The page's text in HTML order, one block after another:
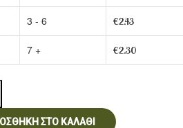
3 - 6 €2.43
7 + €2.30
ΣΤΟ ΚΑΛΆΘΙ